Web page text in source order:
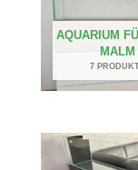
AQUARIUM
MALM
7